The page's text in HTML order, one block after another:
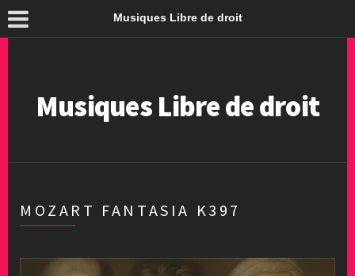
Musiques Libre de droit
Musiques Libre de droit
MOZART FANTASIA K397